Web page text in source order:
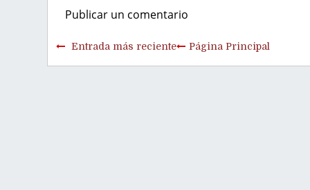
Publicar un comentario
Entrada más reciente Página Principal